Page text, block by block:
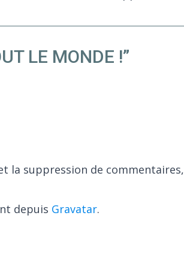
LE MONDE !”
suppression de
depuis Gravatar.